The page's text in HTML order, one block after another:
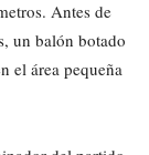
Antes de
un balón botado
el área pequeña